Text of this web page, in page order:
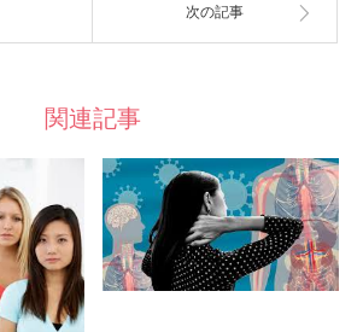
次の記事
関連記事